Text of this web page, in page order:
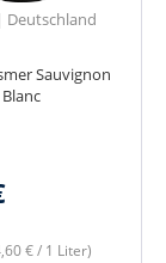
Deutschland
Sauvignon
Blanc
€ / 1 Liter)